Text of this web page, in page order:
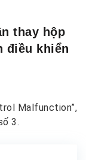
thay hộp
điều khiển
Malfunction”,
3.